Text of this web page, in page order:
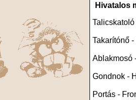
Hivatalos
Takarítónő
Ablakmosó
Gondnok -
Portás -